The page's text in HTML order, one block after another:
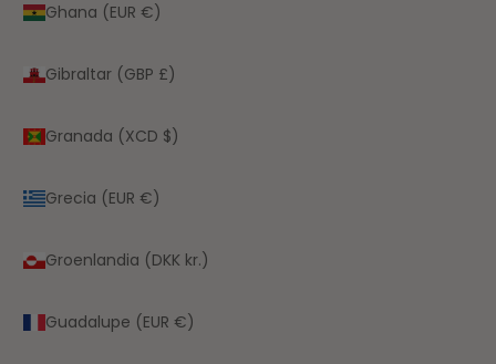
Ghana (EUR €)
Gibraltar (GBP £)
Granada (XCD $)
Grecia (EUR €)
Groenlandia (DKK kr.)
Guadalupe (EUR €)